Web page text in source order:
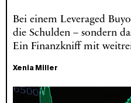
Bei einem Leveraged
die Schulden – sondern
Ein Finanzkniff mit
Xenia Miller